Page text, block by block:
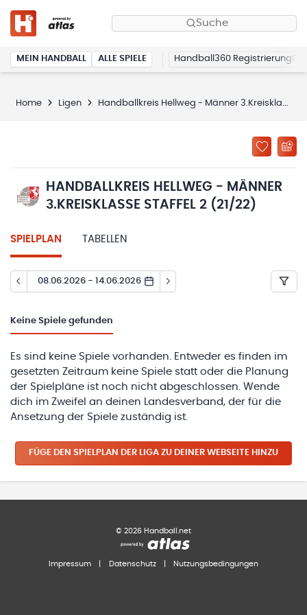
Suche
MEIN HANDBALL ALLE SPIELE Handball360 Registrierung
Home Ligen Handballkreis Hellweg - Männer 3.Kreisklasse Staffel 2 (21/22)
HANDBALLKREIS HELLWEG - MÄNNER
3.KREISKLASSE STAFFEL 2 (21/22)
SPIELPLAN TABELLEN
08.06.2026 - 14.06.2026
Keine Spiele gefunden
Es sind keine Spiele vorhanden. Entweder es finden im
gesetzten Zeitraum keine Spiele statt oder die Planung
der Spielpläne ist noch nicht abgeschlossen. Wende
dich im Zweifel an deinen Landesverband, der für die
Ansetzung der Spiele zuständig ist.
FÜGE DEN SPIELPLAN DER LIGA ZU DEINER WEBSEITE HINZU
© 2026 Handball.net
Impressum Datenschutz Nutzungsbedingungen